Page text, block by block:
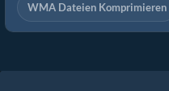
WMA Dateien Komprimieren